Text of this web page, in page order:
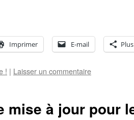
Imprimer E-mail Plus
! | Laisser un commentaire
mise à jour pour